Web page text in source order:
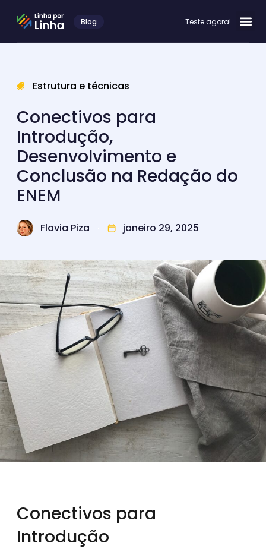
Blog Teste agora!
Estrutura e técnicas
Conectivos para
Introdução,
Desenvolvimento e
Conclusão na Redação do
ENEM
Flavia Piza janeiro 29, 2025
Conectivos para
Introdução